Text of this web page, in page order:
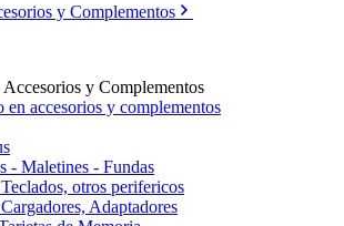
y Complementos
Accesorios y Complementos
en accesorios y complementos
- Maletines - Fundas
otros perifericos
Adaptadores